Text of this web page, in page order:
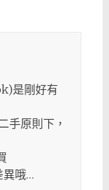
是剛好有
手原則下，
異哦…